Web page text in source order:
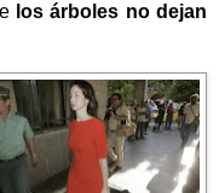
los árboles no dejan